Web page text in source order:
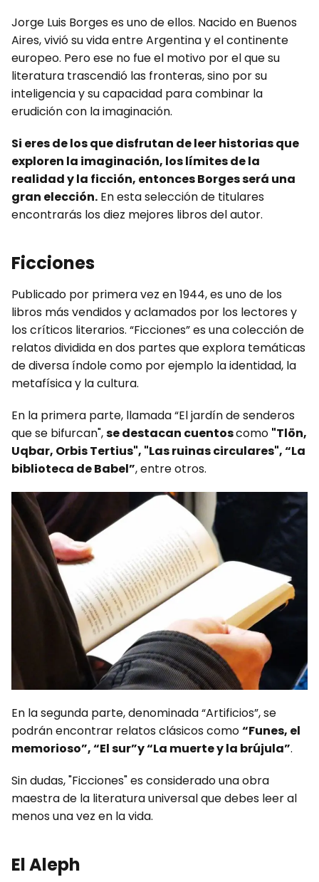
Jorge Luis Borges es uno de ellos. Nacido en Buenos
Aires, vivió su vida entre Argentina y el continente
europeo. Pero ese no fue el motivo por el que su
literatura trascendió las fronteras, sino por su
inteligencia y su capacidad para combinar la
erudición con la imaginación.
Si eres de los que disfrutan de leer historias que
exploren la imaginación, los límites de la
realidad y la ficción, entonces Borges será una
gran elección. En esta selección de titulares
encontrarás los diez mejores libros del autor.
Ficciones
Publicado por primera vez en 1944, es uno de los
libros más vendidos y aclamados por los lectores y
los críticos literarios. “Ficciones” es una colección de
relatos dividida en dos partes que explora temáticas
de diversa índole como por ejemplo la identidad, la
metafísica y la cultura.
En la primera parte, llamada “El jardín de senderos
que se bifurcan",se destacan cuentoscomo "Tlön,
Uqbar, Orbis Tertius", "Las ruinas circulares", “La
biblioteca de Babel”, entre otros.
En la segunda parte, denominada “Artificios”, se
podrán encontrar relatos clásicos como“Funes, el
memorioso”, “El sur”y “La muerte y la brújula”.
Sin dudas, "Ficciones" es considerado una obra
maestra de la literatura universal que debes leer al
menos una vez en la vida.
El Aleph